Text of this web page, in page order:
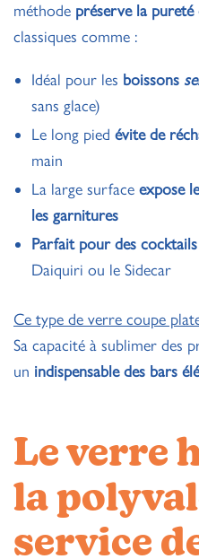
méthode préserve la pureté
classiques comme :
Idéal pour les boissons
sans glace)
Le long pied évite de
main
La large surface expose
les garnitures
Parfait pour des cocktails
Daiquiri ou le Sidecar
Ce type de verre coupe
Sa capacité à sublimer des
un indispensable des bars
Le verre
la
service